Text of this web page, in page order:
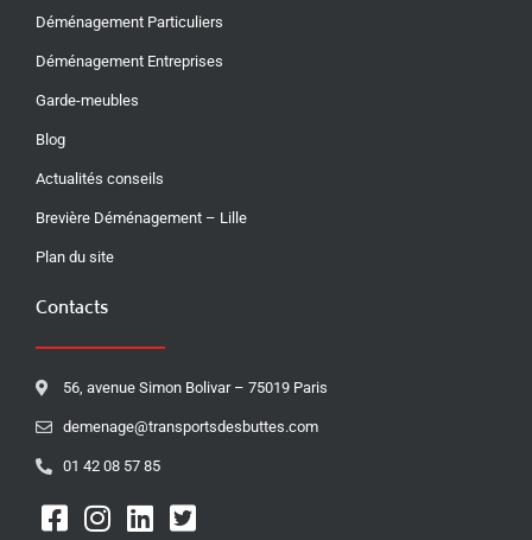
Déménagement Particuliers
Déménagement Entreprises
Garde-meubles
Blog
Actualités conseils
Brevière Déménagement – Lille
Plan du site
Contacts
56, avenue Simon Bolivar – 75019 Paris
demenage@transportsdesbuttes.com
01 42 08 57 85